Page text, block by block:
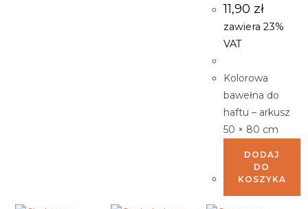
11,90 zł
zawiera 23%
VAT
Kolorowa
bawełna do
haftu – arkusz
50 × 80 cm
DODAJ
DO
KOSZYKA